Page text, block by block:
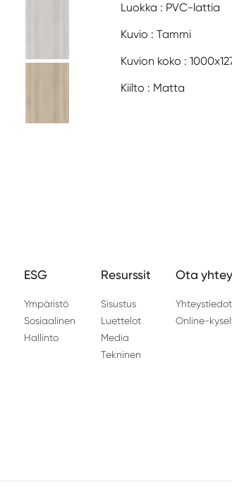
Luokka : PVC-lattia
Kuvio : Tammi
Kuvion koko :
Kiilto : Matta
ESG
Ympäristö
Sosiaalinen
Hallinto
Resurssit
Sisustus
Luettelot
Media
Tekninen
Ota
Yhteystiedot
Online-